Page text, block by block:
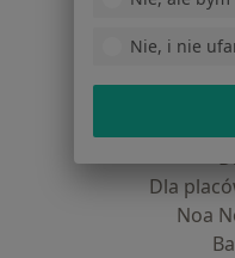
Blog
Dla
Dla
Noa
Nie, i nie